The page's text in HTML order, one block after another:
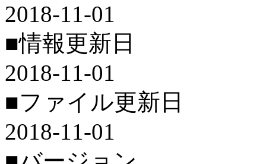
2018-11-01
■情報更新日
2018-11-01
■ファイル更新日
2018-11-01